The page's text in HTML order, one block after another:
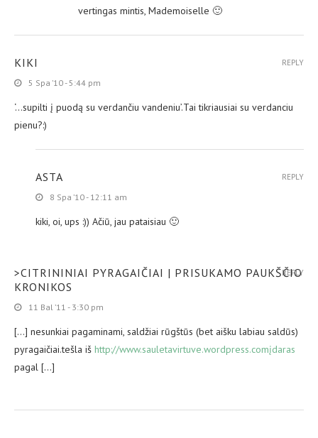
vertingas mintis, Mademoiselle 🙂
KIKI
5 Spa ’10 - 5:44 pm
‘…supilti į puodą su verdančiu vandeniu’.Tai tikriausiai su verdanciu
pienu?:)
REPLY
ASTA
8 Spa ’10 - 12:11 am
kiki, oi, ups :)) Ačiū, jau pataisiau 🙂
REPLY
>CITRININIAI PYRAGAIČIAI | PRISUKAMO PAUKŠČIO
KRONIKOS
11 Bal ’11 - 3:30 pm
[…] nesunkiai pagaminami, saldžiai rūgštūs (bet aišku labiau saldūs)
pyragaičiai.tešla iš http://www.sauletavirtuve.wordpress.comįdaras
pagal […]
REPLY